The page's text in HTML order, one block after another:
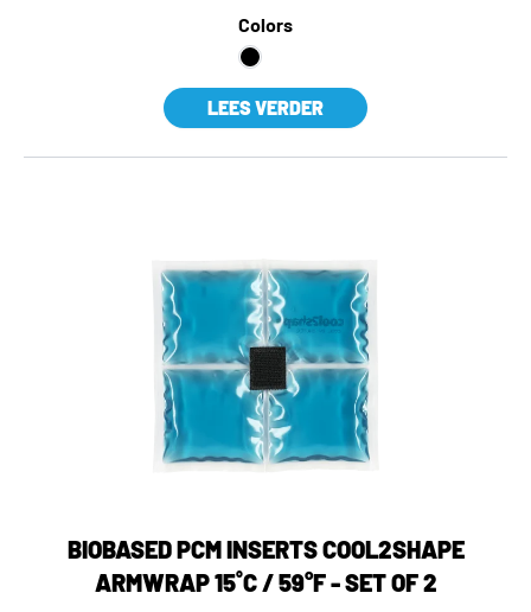
Colors
LEES VERDER
BIOBASED PCM INSERTS COOL2SHAPE
ARMWRAP 15˚C / 59°F - SET OF 2